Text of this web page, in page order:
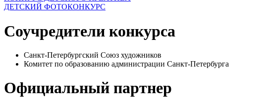
ДЕТСКИЙ ФОТОКОНКУРС
Соучредители конкурса
Санкт-Петербургский Союз художников
Комитет по образованию администрации Санкт-Петербурга
Официальный партнер